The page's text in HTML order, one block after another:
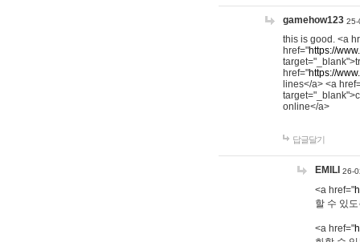
gamehow123 25-
this is good. <a
href="https://
href="https://
lines</a> <a
online</a>
답글달기
EMILI 26-
<a href="
할 수 있
<a href="